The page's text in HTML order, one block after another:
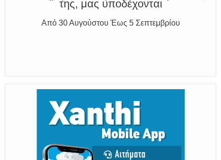
Από 30 Αυγούστου Έως 5 Σεπτεμβρίου